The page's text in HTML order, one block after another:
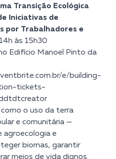
Transição Ecológica
Iniciativas de
por Trabalhadores e
14h às 15h30
Edifício Manoel Pinto da
e/building-
tickets-
o uso da terra
e comunitária —
agroecologia e
biomas, garantir
meios de vida dignos.